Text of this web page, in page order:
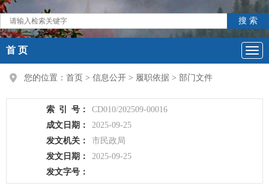
首 页
您的位置： 首页 > 信息公开 > 履职依据 > 部门文件
索 引 号：
CD010/202509-00016
成文日期：
2025-09-25
发文机关：
市民政局
发文日期：
2025-09-25
发文字号：